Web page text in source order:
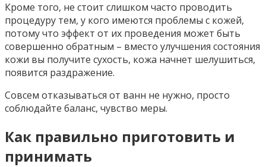
Кроме того, не стоит слишком часто проводить
процедуру тем, у кого имеются проблемы с кожей,
потому что эффект от их проведения может быть
совершенно обратным – вместо улучшения состояния
кожи вы получите сухость, кожа начнет шелушиться,
появится раздражение.
Совсем отказываться от ванн не нужно, просто
соблюдайте баланс, чувство меры.
Как правильно приготовить и
принимать